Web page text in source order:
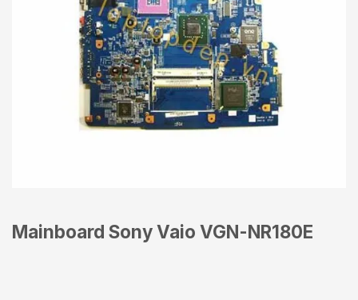
Mainboard Sony Vaio VGN-NR180E